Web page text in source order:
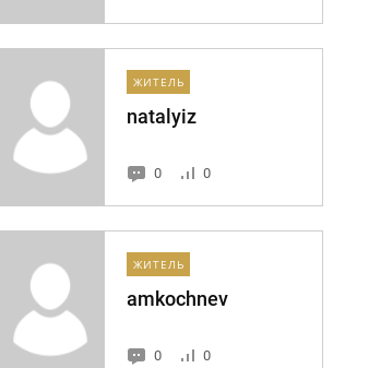
ЖИТЕЛЬ
natalyiz
0 0
ЖИТЕЛЬ
amkochnev
0 0